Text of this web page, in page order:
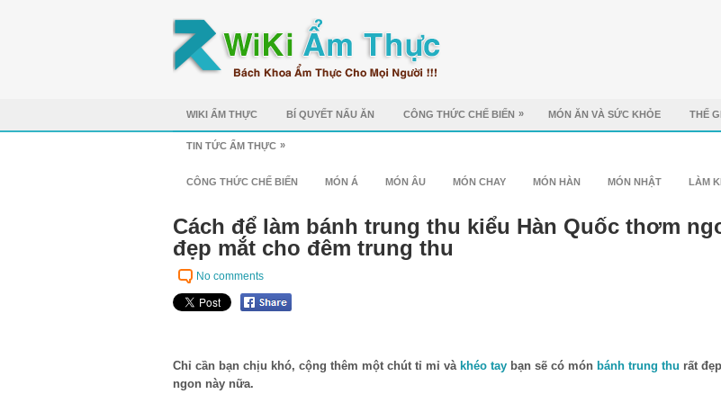
WIKI ẨM THỰC BÍ QUYẾT NẤU ĂN CÔNG THỨC CHẾ BIẾN » MÓN ĂN VÀ SỨC KHỎE THẾ
TIN TỨC ẨM THỰC »
CÔNG THỨC CHẾ BIẾN MÓN Á MÓN ÂU MÓN CHAY MÓN HÀN MÓN NHẬT LÀM
Cách để làm bánh trung thu kiểu Hàn Quốc thơm
đẹp mắt cho đêm trung thu
No comments
Chỉ cần bạn chịu khó, cộng thêm một chút tỉ mỉ và khéo tay bạn sẽ có món bánh trung thu rất
ngon này nữa.